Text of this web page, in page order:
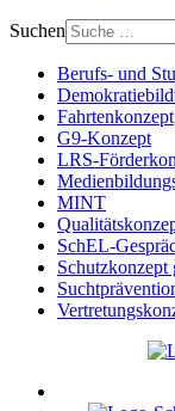
Suchen
Berufs- und
Fahrtenkonzept
G9-Konzept
LRS-
MINT
SchEL-
Schutzkonzept